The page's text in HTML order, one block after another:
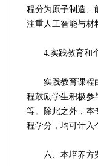
程分为原子制造、
注重人工智能与材
4.实践教育和个
实践教育课程由
程鼓励学生积极参
等。除此之外，本
程学分，均可计入
六、本培养方案